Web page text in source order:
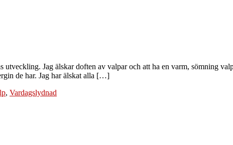
utveckling. Jag älskar doften av valpar och att ha en varm, sömning
de har. Jag har älskat alla […]
, Vardagslydnad